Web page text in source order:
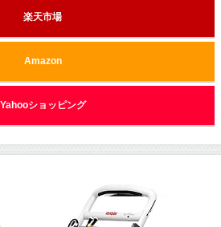
楽天市場
Amazon
Yahooショッピング